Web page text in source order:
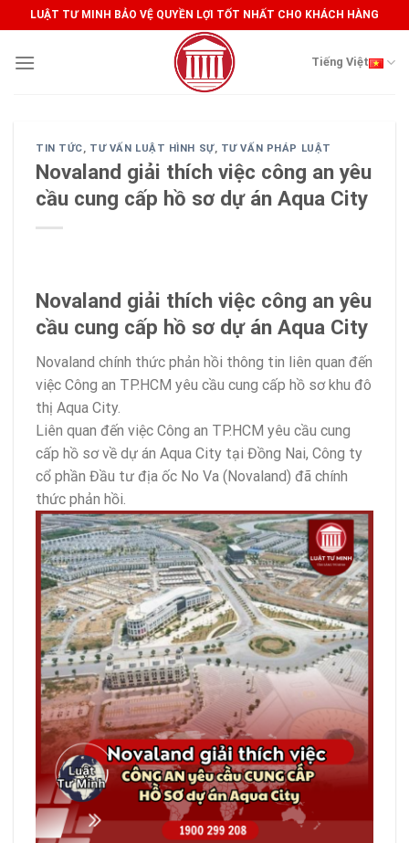
to
content
LUẬT TƯ MINH BẢO VỆ QUYỀN LỢI TỐT NHẤT CHO KHÁCH HÀNG
Tiếng Việt
TIN TỨC, TƯ VẤN LUẬT HÌNH SỰ, TƯ VẤN PHÁP LUẬT
Novaland giải thích việc công an yêu
cầu cung cấp hồ sơ dự án Aqua City
Novaland giải thích việc công an yêu
cầu cung cấp hồ sơ dự án Aqua City
Novaland chính thức phản hồi thông tin liên quan đến
việc Công an TP.HCM yêu cầu cung cấp hồ sơ khu đô
thị Aqua City.
Liên quan đến việc Công an TP.HCM yêu cầu cung
cấp hồ sơ về dự án Aqua City tại Đồng Nai, Công ty
cổ phần Đầu tư địa ốc No Va (Novaland) đã chính
thức phản hồi.